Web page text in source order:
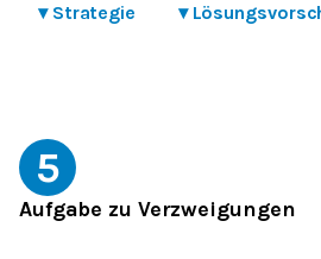
▾ Strategie ▾
5
Aufgabe zu Verzweigungen